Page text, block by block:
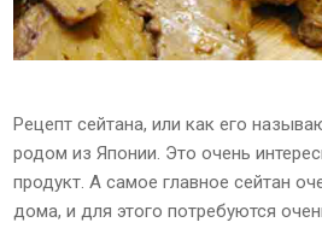
Рецепт сейтана, или как его
родом из Японии. Это очень
продукт. А самое главное сейтан
дома, и для этого потребуются